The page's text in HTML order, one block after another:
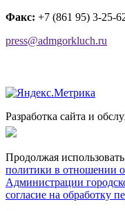
Факс: +7 (861 95) 3-25-
press@admgorkluch.ru
Разработка сайта и
Продолжая
политики в отношении
Администрации
согласие на обработку